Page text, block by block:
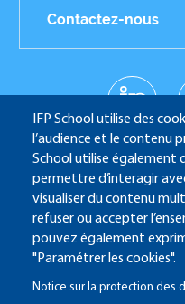
IFP School utilise des
l’audience et le contenu
School utilise également
permettre d’interagir
visualiser du contenu
refuser ou accepter
pouvez également
"Paramétrer les cookies".
Notice sur la protection des
Contactez-nous
Réseaux
sociaux
linkedin
IFP School - 232